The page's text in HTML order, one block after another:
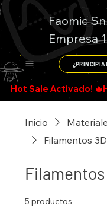
Faomic
Empresa
Inicio
Filamentos
5 productos